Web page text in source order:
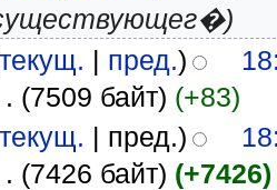
| пред.)
(7509 байт) (+83)
| пред.)
(7426 байт) (+7426)